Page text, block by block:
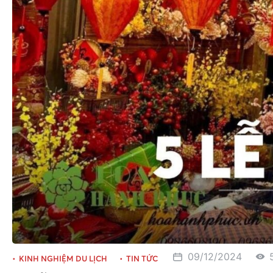
KINH NGHIỆM DU LỊCH TIN TỨC 09/12/2024